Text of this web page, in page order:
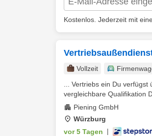
Kostenlos. Jederzeit mit
Vollzeit
... Vertriebs ein Du
vergleichbare Qualifikation
Piening GmbH
Würzburg
vor 5 Tagen